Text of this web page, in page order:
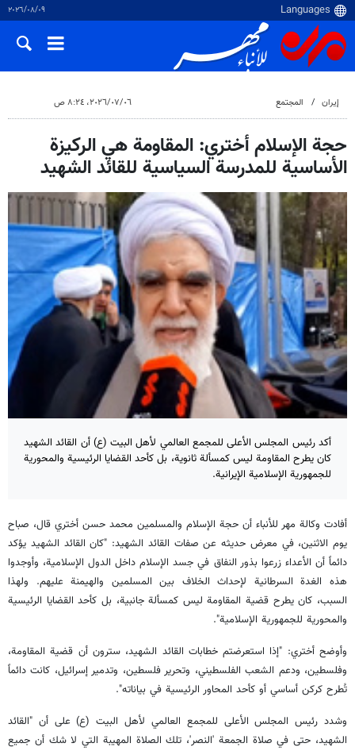
٠٩‏/٠٨‏/٢٠٢٦
إيران المجتمع ٠٦‏/٠٧‏/٢٠٢٦، ٨:٢٤ ص
حجة الإسلام أختري: المقاومة هي الركيزة
الأساسية للمدرسة السياسية للقائد الشهيد
أكد رئيس المجلس الأعلى للمجمع العالمي لأهل البيت (ع) أن القائد الشهيد
كان يطرح المقاومة ليس كمسألة ثانوية، بل كأحد القضايا الرئيسية والمحورية
للجمهورية الإسلامية الإيرانية.
أفادت وكالة مهر للأنباء أن حجة الإسلام والمسلمين محمد حسن أختري قال، صباح
يوم الاثنين، في معرض حديثه عن صفات القائد الشهيد: "كان القائد الشهيد يؤكد
دائماً أن الأعداء زرعوا بذور النفاق في جسد الإسلام داخل الدول الإسلامية، وأوجدوا
هذه الغدة السرطانية لإحداث الخلاف بين المسلمين والهيمنة عليهم. ولهذا
السبب، كان يطرح قضية المقاومة ليس كمسألة جانبية، بل كأحد القضايا الرئيسية
والمحورية للجمهورية الإسلامية".
وأوضح أختري: "إذا استعرضتم خطابات القائد الشهيد، سترون أن قضية المقاومة،
وفلسطين، ودعم الشعب الفلسطيني، وتحرير فلسطين، وتدمير إسرائيل، كانت دائماً
تُطرح كركن أساسي أو كأحد المحاور الرئيسية في بياناته".
وشدد رئيس المجلس الأعلى للمجمع العالمي لأهل البيت (ع) على أن "القائد
الشهيد، حتى في صلاة الجمعة 'النصر'، تلك الصلاة المهيبة التي لا شك أن جميع